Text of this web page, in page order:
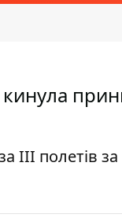
полетів за